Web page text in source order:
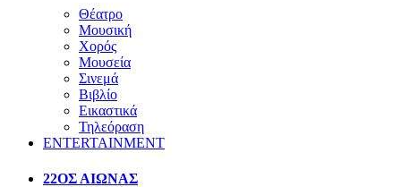
Θέατρο
Μουσική
Χορός
Μουσεία
Σινεμά
Βιβλίο
Εικαστικά
Τηλεόραση
ENTERTAINMENT
22ΟΣ ΑΙΩΝΑΣ